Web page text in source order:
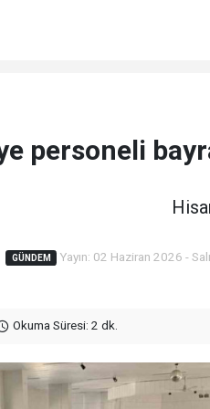
personeli
GÜNDEM Yayın: 02 Haziran 2026 -
Okuma Süresi: 2 dk.